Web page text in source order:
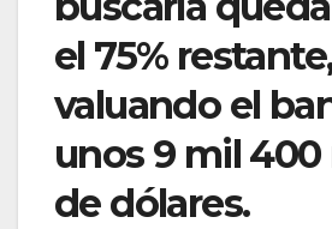
el 75%
valuando el
unos 9 mil
de dólares.